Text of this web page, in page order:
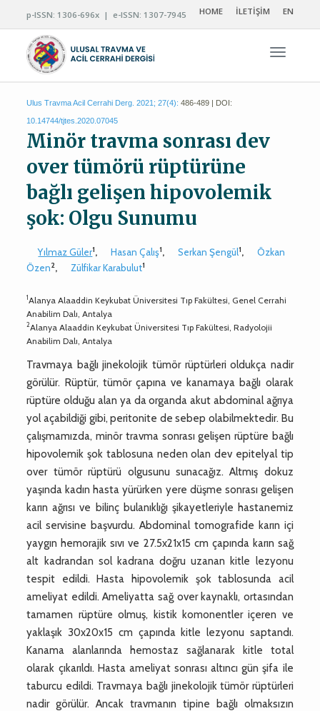
p-ISSN: 1306-696x | e-ISSN: 1307-7945 HOME İLETİŞİM EN
Ulus Travma Acil Cerrahi Derg. 2021; 27(4): 486-489 | DOI:
10.14744/tjtes.2020.07045
Minör travma sonrası dev
over tümörü rüptürüne
bağlı gelişen hipovolemik
şok: Olgu Sunumu
Yılmaz Güler1, Hasan Çalış1, Serkan Şengül1,
Özkan
Özen2, Zülfikar Karabulut1
1Alanya Alaaddin Keykubat Üniversitesi Tıp Fakültesi, Genel Cerrahi
Anabilim Dalı, Antalya
2Alanya Alaaddin Keykubat Üniversitesi Tıp Fakültesi, Radyolojii
Anabilim Dalı, Antalya
Travmaya bağlı jinekolojik tümör rüptürleri oldukça nadir
görülür. Rüptür, tümör çapına ve kanamaya bağlı olarak
rüptüre olduğu alan ya da organda akut abdominal ağrıya
yol açabildiği gibi, peritonite de sebep olabilmektedir. Bu
çalışmamızda, minör travma sonrası gelişen rüptüre bağlı
hipovolemik şok tablosuna neden olan dev epitelyal tip
over tümör rüptürü olgusunu sunacağız. Altmış dokuz
yaşında kadın hasta yürürken yere düşme sonrası gelişen
karın ağrısı ve bilinç bulanıklığı şikayetleriyle hastanemiz
acil servisine başvurdu. Abdominal tomografide karın içi
yaygın hemorajik sıvı ve 27.5x21x15 cm çapında karın sağ
alt kadrandan sol kadrana doğru uzanan kitle lezyonu
tespit edildi. Hasta hipovolemik şok tablosunda acil
ameliyat edildi. Ameliyatta sağ over kaynaklı, ortasından
tamamen rüptüre olmuş, kistik komonentler içeren ve
yaklaşık 30x20x15 cm çapında kitle lezyonu saptandı.
Kanama alanlarında hemostaz sağlanarak kitle total
olarak çıkarıldı. Hasta ameliyat sonrası altıncı gün şifa ile
taburcu edildi. Travmaya bağlı jinekolojik tümör rüptürleri
nadir görülür. Ancak travmanın tipine bağlı olmaksızın